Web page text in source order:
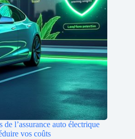
l’assurance auto électrique
vos coûts